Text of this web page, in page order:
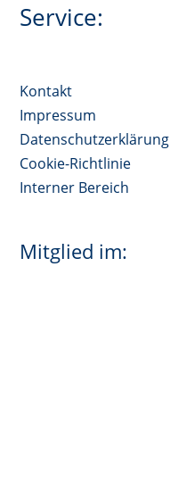
Service:
Kontakt
Impressum
Datenschutzerklärung
Cookie-Richtlinie
Interner Bereich
Mitglied im: